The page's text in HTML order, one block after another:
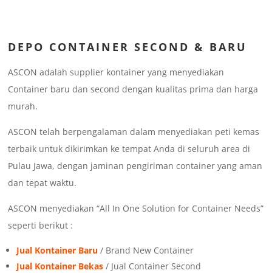
DEPO CONTAINER SECOND & BARU
ASCON adalah supplier kontainer yang menyediakan
Container baru dan second dengan kualitas prima dan harga
murah.
ASCON telah berpengalaman dalam menyediakan peti kemas
terbaik untuk dikirimkan ke tempat Anda di seluruh area di
Pulau Jawa, dengan jaminan pengiriman container yang aman
dan tepat waktu.
ASCON menyediakan “All In One Solution for Container Needs”
seperti berikut :
Jual Kontainer Baru / Brand New Container
Jual Kontainer Bekas / Jual Container Second